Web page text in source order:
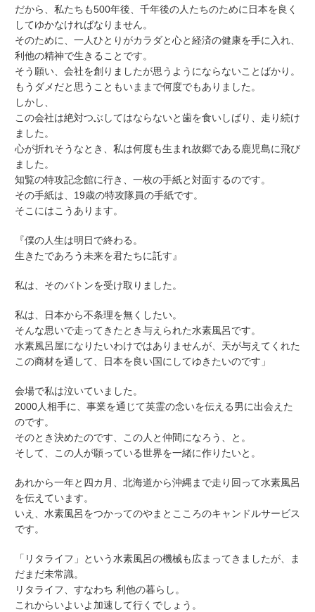
だから、私たちも500年後、千年後の人たちのために日本を良く
してゆかなければなりません。
そのために、一人ひとりがカラダと心と経済の健康を手に入れ、
利他の精神で生きることです。
そう願い、会社を創りましたが思うようにならないことばかり。
もうダメだと思うこともいままで何度でもありました。
しかし、
この会社は絶対つぶしてはならないと歯を食いしばり、走り続け
ました。
心が折れそうなとき、私は何度も生まれ故郷である鹿児島に飛び
ました。
知覧の特攻記念館に行き、一枚の手紙と対面するのです。
その手紙は、19歳の特攻隊員の手紙です。
そこにはこうあります。
『僕の人生は明日で終わる。
生きたであろう未来を君たちに託す』
私は、そのバトンを受け取りました。
私は、日本から不条理を無くしたい。
そんな思いで走ってきたとき与えられた水素風呂です。
水素風呂屋になりたいわけではありませんが、天が与えてくれた
この商材を通して、日本を良い国にしてゆきたいのです」
会場で私は泣いていました。
2000人相手に、事業を通じて英霊の念いを伝える男に出会えた
のです。
そのとき決めたのです、この人と仲間になろう、と。
そして、この人が願っている世界を一緒に作りたいと。
あれから一年と四カ月、北海道から沖縄まで走り回って水素風呂
を伝えています。
いえ、水素風呂をつかってのやまとこころのキャンドルサービス
です。
「リタライフ」という水素風呂の機械も広まってきましたが、ま
だまだ未常識。
リタライフ、すなわち 利他の暮らし。
これからいよいよ加速して行くでしょう。